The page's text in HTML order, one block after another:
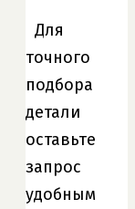
Для
точного
подбора
детали
оставьте
запрос
удобным